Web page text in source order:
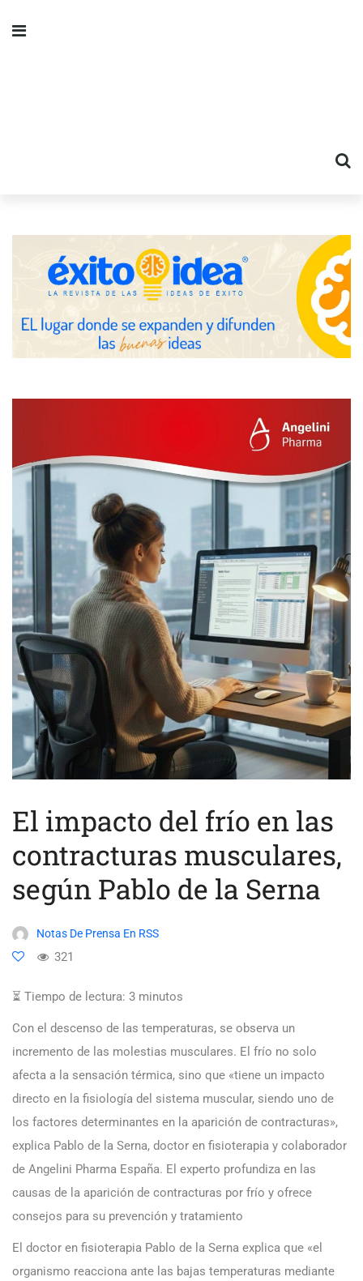
El impacto del frío en las
contracturas musculares,
según Pablo de la Serna
Notas De Prensa En RSS
321
⏳ Tiempo de lectura: 3 minutos
Con el descenso de las temperaturas, se observa un
incremento de las molestias musculares. El frío no solo
afecta a la sensación térmica, sino que «tiene un impacto
directo en la fisiología del sistema muscular, siendo uno de
los factores determinantes en la aparición de contracturas»,
explica Pablo de la Serna, doctor en fisioterapia y colaborador
de Angelini Pharma España. El experto profundiza en las
causas de la aparición de contracturas por frío y ofrece
consejos para su prevención y tratamiento
El doctor en fisioterapia Pablo de la Serna explica que «el
organismo reacciona ante las bajas temperaturas mediante